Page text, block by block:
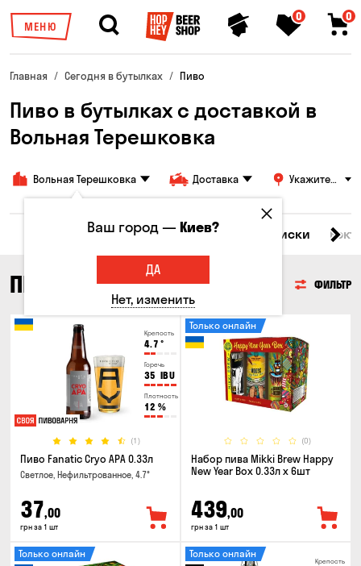
МЕНЮ
0 0
Главная Сегодня в бутылках Пиво
Пиво в бутылках с доставкой в
Вольная Терешковка
Вольная Терешковка Доставка
Укажите
Все товары Пиво Сидр Виски
ПИВО ФИЛЬТР
Крепость
4.7 °
Горечь
35 IBU
Плотность
12 %
(1)
Пиво Fanatic Cryo APA 0.33л
Светлое, Нефильтрованное, 4.7°
37,00
грн за 1 шт
(0)
Только онлайн
Набор пива Mikki Brew Happy
New Year Box 0.33л x 6шт
439,00
грн за 1 шт
Только онлайн
Крепость
Только онлайн
Ваш город —Киев?
ДА
Нет, изменить